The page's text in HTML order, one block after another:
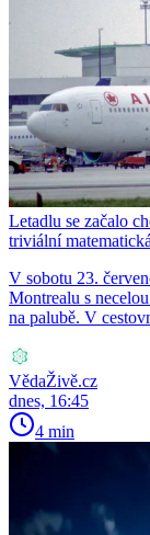
Letadlu se začalo
triviální
V sobotu 23.
Montrealu s
na palubě. V
VědaŽivě.cz
dnes, 16:45
4 min